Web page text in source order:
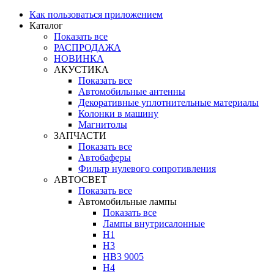
Как пользоваться приложением
Каталог
Показать все
РАСПРОДАЖА
НОВИНКА
АКУСТИКА
Показать все
Автомобильные антенны
Декоративные уплотнительные материалы
Колонки в машину
Магнитолы
ЗАПЧАСТИ
Показать все
Автобаферы
Фильтр нулевого сопротивления
АВТОСВЕТ
Показать все
Автомобильные лампы
Показать все
Лампы внутрисалонные
H1
H3
HB3 9005
H4